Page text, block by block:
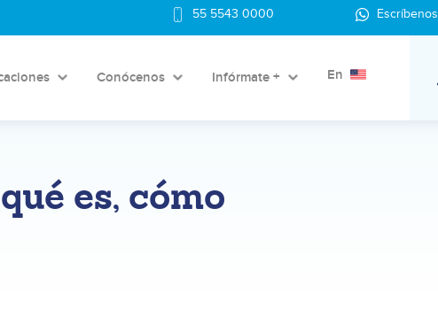
55 5543 0000 Escríbenos
Conócenos Infórmate + En
es, cómo